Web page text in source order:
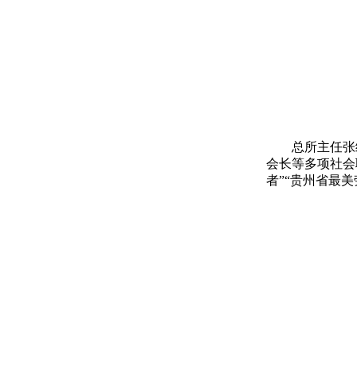
总所主任
会长等多项社
者”“贵州省最